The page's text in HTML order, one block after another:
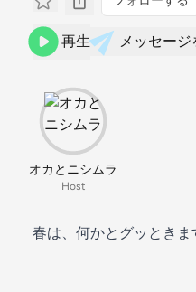
再生 メッセージ
オカとニシムラ
Host
春は、何かとグッときま